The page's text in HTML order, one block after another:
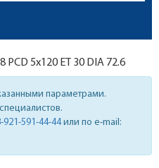
8 PCD 5x120 ET 30 DIA 72.6
параметрами.
921-591-44-44или по e-mail: